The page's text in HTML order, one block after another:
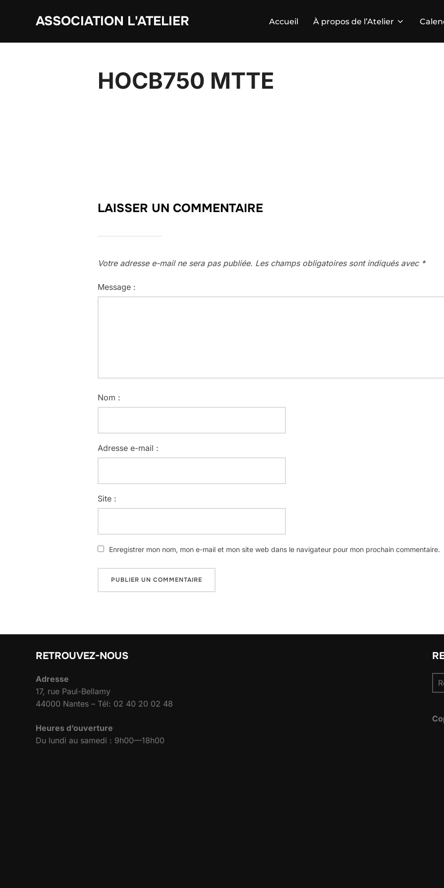
ASSOCIATION L'ATELIER Accueil À propos de l’Atelier
HOCB750 MTTE
LAISSER UN COMMENTAIRE
Votre adresse e-mail ne sera pas publiée. Les champs obligatoires sont indiqués avec *
Message :
Nom :
Adresse e-mail :
Site :
Enregistrer mon nom, mon e-mail et mon site web dans le navigateur pour mon prochain commentaire.
RETROUVEZ-NOUS
Adresse
17, rue Paul-Bellamy
44000 Nantes – Tél: 02 40 20 02 48
Heures d’ouverture
Du lundi au samedi : 9h00—18h00